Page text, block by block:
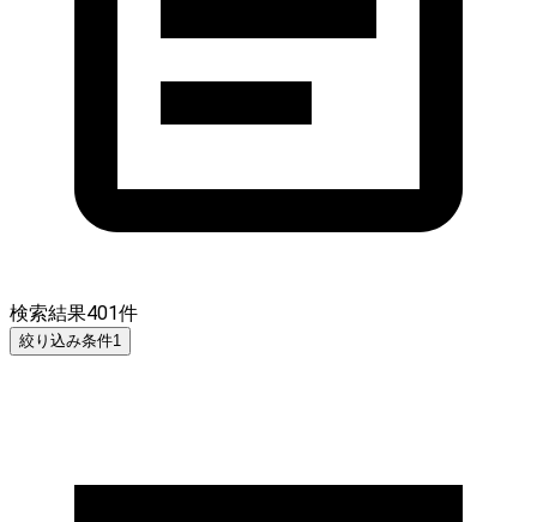
検索結果401件
絞り込み条件1